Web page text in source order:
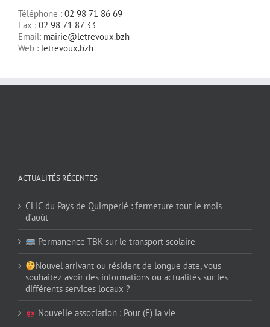
Téléphone : 02 98 71 86 69
Fax : 02 98 71 87 33
Email: mairie@letrevoux.bzh
Web : letrevoux.bzh
ACTUALITÉS RÉCENTES
CLIC du Pays de Quimperlé : fermeture tout le mois
d’août
Permanence TBK sur le transport scolaire
Nouvel arrivant ou résident de longue date, vous
souhaitez avoir des informations ou actualités sur les
différents services locaux ?
Nouvelle association : Pour (F) la vie